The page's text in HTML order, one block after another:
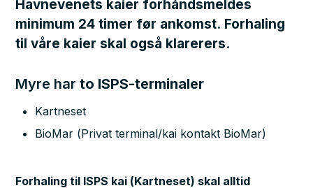
Havnevenets kaier forhåndsmeldes
minimum 24 timer før ankomst. Forhaling
til våre kaier skal også klarerers.
Myre harto ISPS-terminaler
Kartneset
BioMar (Privat terminal/kai kontakt BioMar)
Forhaling til ISPS kai (Kartneset) skal alltid